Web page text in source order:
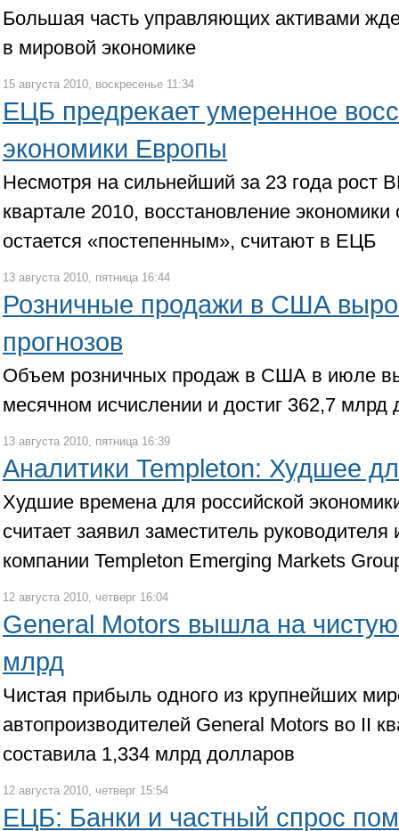
Большая часть управляющих активами
в мировой экономике
15 августа 2010, воскресенье 11:34
ЕЦБ предрекает умеренное
экономики Европы
Несмотря на сильнейший за 23 года рост
квартале 2010, восстановление
остается «постепенным», считают в ЕЦБ
13 августа 2010, пятница 16:44
Розничные продажи в США
прогнозов
Объем розничных продаж в США в июле
месячном исчислении и достиг 362,7 млрд
13 августа 2010, пятница 16:39
Аналитики Templeton: Худшее
Худшие времена для российской
считает заявил заместитель руководителя
компании Templeton Emerging Markets
12 августа 2010, четверг 16:04
General Motors вышла на
млрд
Чистая прибыль одного из крупнейших
автопроизводителей General Motors во II
составила 1,334 млрд долларов
12 августа 2010, четверг 15:54
ЕЦБ: Банки и частный спрос